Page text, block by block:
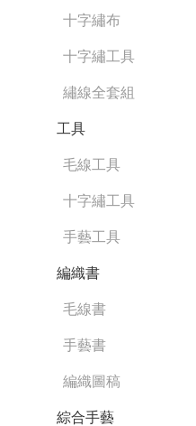
十字繡布
十字繡工具
繡線全套組
工具
毛線工具
十字繡工具
手藝工具
編織書
毛線書
手藝書
編織圖稿
綜合手藝